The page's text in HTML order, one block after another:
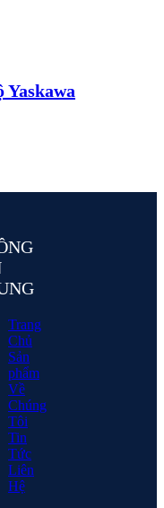
Trang
Chủ
Sản
phẩm
Về
Chúng
Tôi
Tin
Tức
Liên
Hệ